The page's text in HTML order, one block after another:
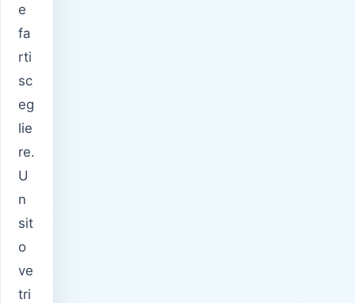
e
fa
rti
sc
eg
lie
re.
U
n
sit
o
ve
tri